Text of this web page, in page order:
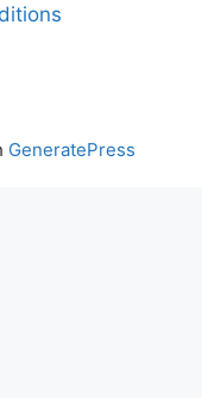
GeneratePress